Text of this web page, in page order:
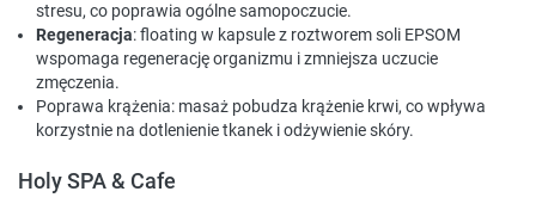
stresu, co poprawia ogólne samopoczucie.
Regeneracja: floating w kapsule z roztworem soli EPSOM
wspomaga regenerację organizmu i zmniejsza uczucie
zmęczenia.
Poprawa krążenia: masaż pobudza krążenie krwi, co wpływa
korzystnie na dotlenienie tkanek i odżywienie skóry.
Holy SPA & Cafe